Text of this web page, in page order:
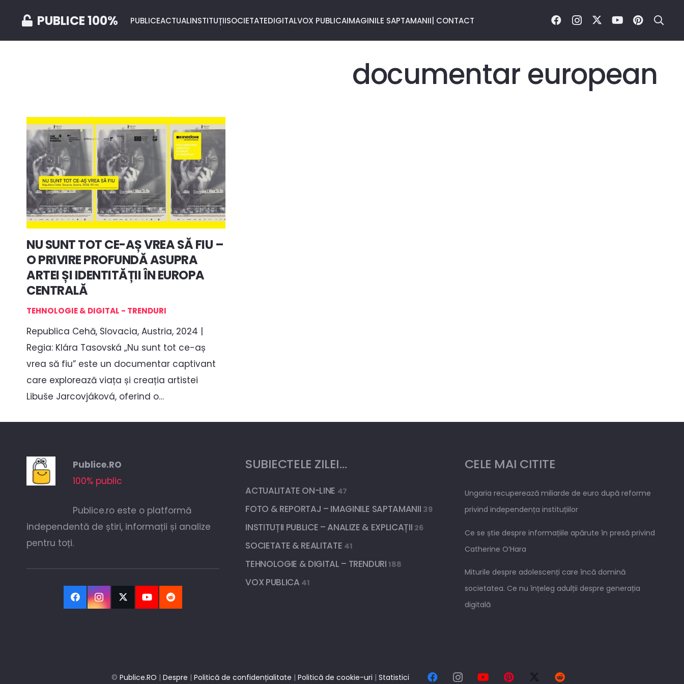
PUBLICE 100% PUBLICEACTUALINSTITUȚIISOCIETATEDIGITALVOX PUBLICAIMAGINILE SAPTAMANII| CONTACT
documentar european
NU SUNT TOT CE-AȘ VREA SĂ FIU –
O PRIVIRE PROFUNDĂ ASUPRA
ARTEI ȘI IDENTITĂȚII ÎN EUROPA
CENTRALĂ
TEHNOLOGIE & DIGITAL - TRENDURI
Republica Cehă, Slovacia, Austria, 2024 |
Regia: Klára Tasovská „Nu sunt tot ce-aș
vrea să fiu” este un documentar captivant
care explorează viața și creația artistei
Libuše Jarcovjáková, oferind o…
Publice.RO
100% public
Publice.ro este o platformă
independentă de știri, informații și analize
pentru toți.
SUBIECTELE ZILEI…
ACTUALITATE ON-LINE 47
FOTO & REPORTAJ – IMAGINILE SAPTAMANII 39
INSTITUȚII PUBLICE – ANALIZE & EXPLICAȚII 26
SOCIETATE & REALITATE 41
TEHNOLOGIE & DIGITAL – TRENDURI188
VOX PUBLICA 41
CELE MAI CITITE
Ungaria recuperează miliarde de euro după reforme
privind independența instituțiilor
Ce se știe despre informațiile apărute în presă privind
Catherine O’Hara
Miturile despre adolescenți care încă domină
societatea. Ce nu înțeleg adulții despre generația
digitală
©Publice.RO |Despre |Politică de confidențialitate |Politică de cookie-uri |Statistici